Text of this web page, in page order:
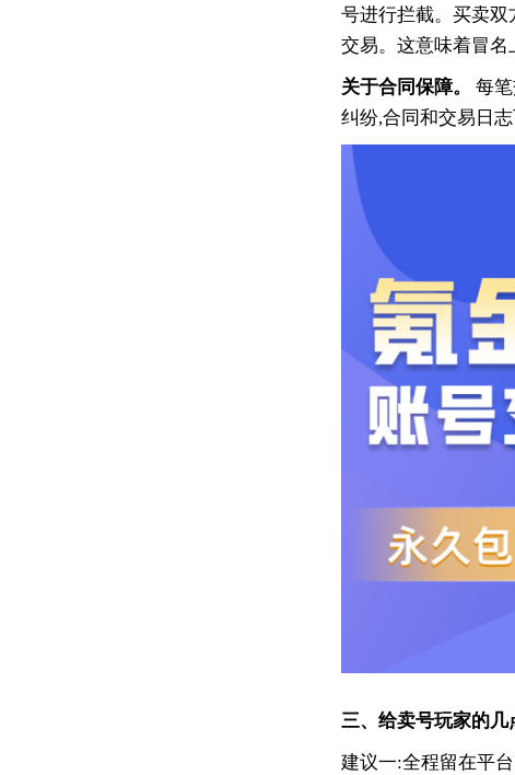
号进行拦截。买卖
交易。这意味着冒名
关于合同保障。
每
纠纷,合同和交易日
三、给卖号玩家的几
建议一:全程留在平